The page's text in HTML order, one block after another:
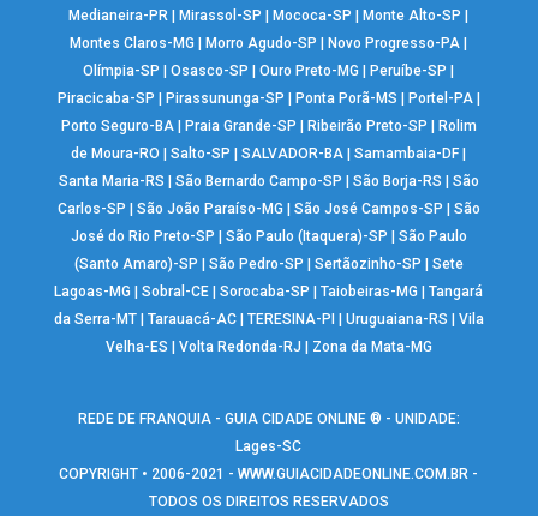
Medianeira-PR
Mirassol-SP Mococa-SP Monte Alto-SP
Montes Claros-MG
Morro Agudo-SP Novo Progresso-PA
Olímpia-SP
|Osasco-SP |Ouro Preto-MG Peruíbe-SP
Piracicaba-SP
Pirassununga-SP Ponta Porã-MS Portel-PA|
Porto Seguro-BA| Praia Grande-SP Ribeirão Preto-SP
Rolim
de Moura-RO
|Salto-SP |SALVADOR-BA |Samambaia-DF
Santa Maria-RS
São Bernardo Campo-SP São Borja-RS
São
Carlos-SP
São João Paraíso-MG São José Campos-SP
São
José do Rio Preto-SP
São Paulo (Itaquera)-SP
São Paulo
(Santo Amaro)-SP
São Pedro-SP Sertãozinho-SP
Sete
Lagoas-MG
|Sobral-CE |Sorocaba-SP |Taiobeiras-MG |Tangará
da Serra-MT| Tarauacá-AC| TERESINA-PI Uruguaiana-RS
Vila
Velha-ES
Volta Redonda-RJ Zona da Mata-MG
REDE DE FRANQUIA - GUIA CIDADE ONLINE ® - UNIDADE:
Lages-SC
COPYRIGHT • 2006-2021 -WWW.GUIACIDADEONLINE.COM.BR -
TODOS OS DIREITOS RESERVADOS